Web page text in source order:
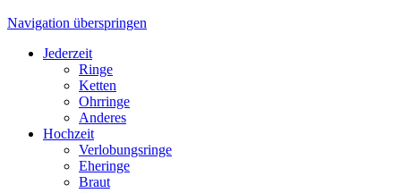
Navigation überspringen
Jederzeit
Ringe
Ketten
Ohrringe
Anderes
Hochzeit
Verlobungsringe
Eheringe
Braut